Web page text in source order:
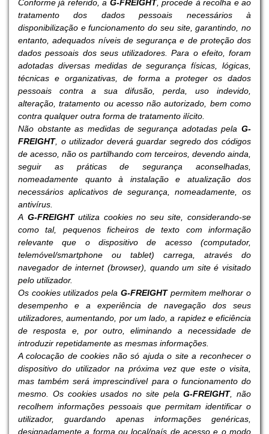
Conforme já referido, a G-FREIGHT, procede à recolha e ao
tratamento dos dados pessoais necessários à
disponibilização e funcionamento do seu site, garantindo, no
entanto, adequados níveis de segurança e de proteção dos
dados pessoais dos seus utilizadores. Para o efeito, foram
adotadas diversas medidas de segurança físicas, lógicas,
técnicas e organizativas, de forma a proteger os dados
pessoais contra a sua difusão, perda, uso indevido,
alteração, tratamento ou acesso não autorizado, bem como
contra qualquer outra forma de tratamento ilícito.
Não obstante as medidas de segurança adotadas pela G-
FREIGHT, o utilizador deverá guardar segredo dos códigos
de acesso, não os partilhando com terceiros, devendo ainda,
seguir as práticas de segurança aconselhadas,
nomeadamente quanto à instalação e atualização dos
necessários aplicativos de segurança, nomeadamente, os
antivírus.
A G-FREIGHTutiliza cookies no seu site, considerando-se
como tal, pequenos ficheiros de texto com informação
relevante que o dispositivo de acesso (computador,
telemóvel/smartphone ou tablet) carrega, através do
navegador de internet (browser), quando um site é visitado
pelo utilizador.
Os cookies utilizados pela G-FREIGHT permitem melhorar o
desempenho e a experiência de navegação dos seus
utilizadores, aumentando, por um lado, a rapidez e eficiência
de resposta e, por outro, eliminando a necessidade de
introduzir repetidamente as mesmas informações.
A colocação de cookies não só ajuda o site a reconhecer o
dispositivo do utilizador na próxima vez que este o visita,
mas também será imprescindível para o funcionamento do
mesmo. Os cookies usados no site pelaG-FREIGHT, não
recolhem informações pessoais que permitam identificar o
utilizador, guardando apenas informações genéricas,
designadamente a forma ou local/país de acesso e o modo